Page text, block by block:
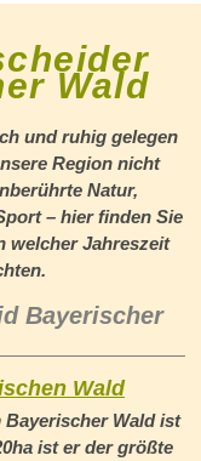
Wald
und ruhig gelegen
Region nicht
Natur,
– hier finden Sie
welcher Jahreszeit
Bayerischer
Wald ist
ist er der größte